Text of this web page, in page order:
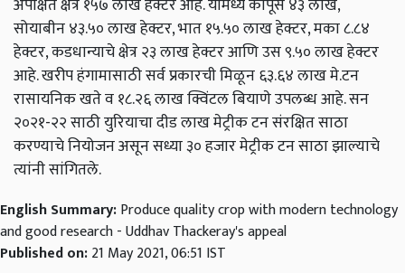
अपेक्षित क्षेत्र १५७ लाख हेक्टर आहे. यामध्ये कापूस ४३ लाख,
सोयाबीन ४३.५० लाख हेक्टर, भात १५.५० लाख हेक्टर, मका ८.८४
हेक्टर, कडधान्याचे क्षेत्र २३ लाख हेक्टर आणि उस ९.५० लाख हेक्टर
आहे. खरीप हंगामासाठी सर्व प्रकारची मिळून ६३.६४ लाख मे.टन
रासायनिक खते व १८.२६ लाख क्विंटल बियाणे उपलब्ध आहे. सन
२०२१-२२ साठी युरियाचा दीड लाख मेट्रीक टन संरक्षित साठा
करण्याचे नियोजन असून सध्या ३० हजार मेट्रीक टन साठा झाल्याचे
त्यांनी सांगितले.
English Summary:Produce quality crop with modern technology
and good research - Uddhav Thackeray's appeal
Published on:21 May 2021, 06:51 IST